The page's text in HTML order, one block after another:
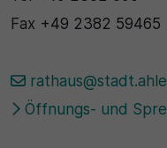
Fax +49 2382 59465
Öffnungs- und
Unter anderem eine
eingestellt hat.
_pk_ses\..*$
Matomo
Laufzeit